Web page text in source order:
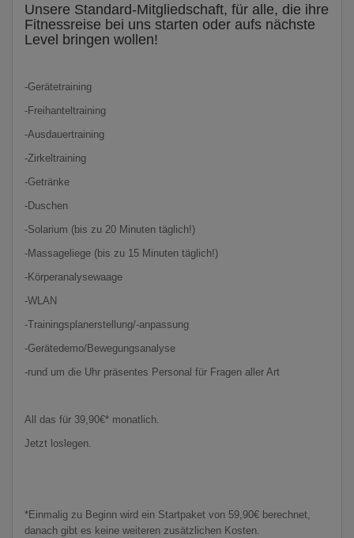
Unsere Standard-Mitgliedschaft, für alle, die ihre
Fitnessreise bei uns starten oder aufs nächste
Level bringen wollen!
-Gerätetraining
-Freihanteltraining
-Ausdauertraining
-Zirkeltraining
-Getränke
-Duschen
-Solarium (bis zu 20 Minuten täglich!)
-Massageliege (bis zu 15 Minuten täglich!)
-Körperanalysewaage
-WLAN
-Trainingsplanerstellung/-anpassung
-Gerätedemo/Bewegungsanalyse
-rund um die Uhr präsentes Personal für Fragen aller Art
All das für 39,90€* monatlich.
Jetzt loslegen.
*Einmalig zu Beginn wird ein Startpaket von 59,90€ berechnet,
danach gibt es keine weiteren zusätzlichen Kosten.